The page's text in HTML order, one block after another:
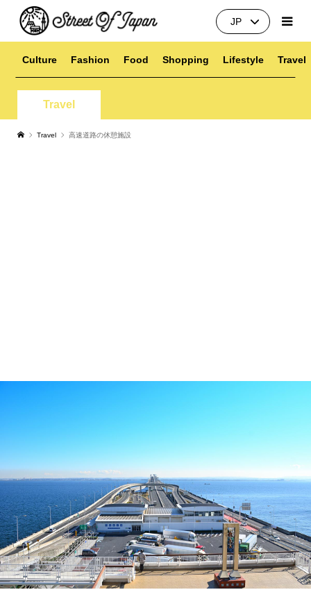
JP
Culture Fashion Food Shopping Lifestyle Travel
Travel
Travel 高速道路の休憩施設